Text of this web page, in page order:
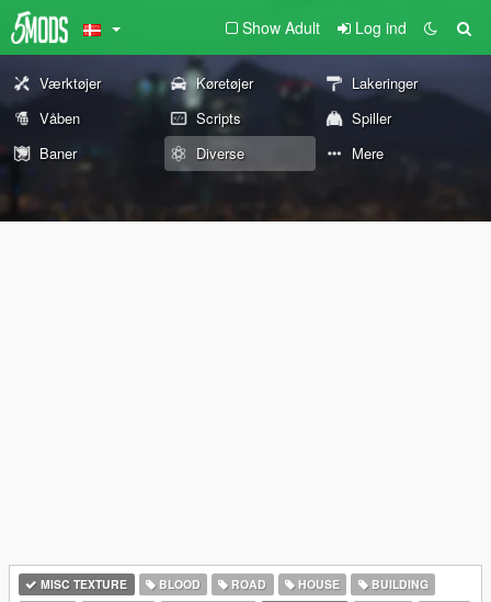
Show Adult Log ind
Værktøjer Køretøjer
Lakeringer
Våben
Scripts
Spiller
Baner
Diverse Mere
MISC TEXTURE BLOOD ROAD HOUSE
BUILDING